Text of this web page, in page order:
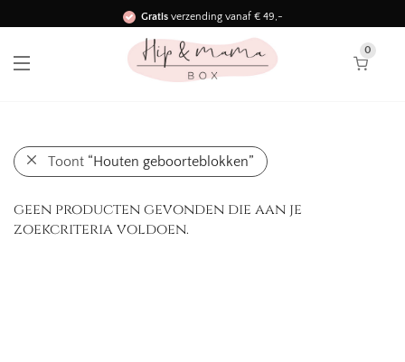
Gratisverzending vanaf € 49,-
Binnen 3 werkdagen in huis!
0
Toont “Houten geboorteblokken”
geen producten gevonden die aan je
zoekcriteria voldoen.